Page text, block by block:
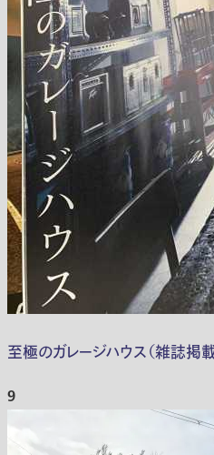
至極のガレージハウス（雑誌掲載
9